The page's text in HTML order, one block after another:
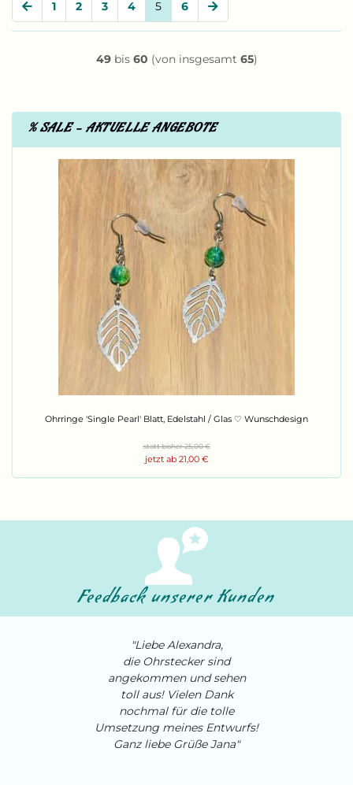
1 2 3 4 5 6
49bis 60 (von insgesamt 65)
% SALE - AKTUELLE ANGEBOTE
Ohr­rin­ge 'Sin­gle Pearl' Blatt, Edel­stahl / Glas ♡ Wunsch­de­sign
statt bisher 25,00 €
jetzt ab 21,00 €
Feedback unserer Kunden
"Liebe Alexandra,
die Ohrstecker sind
angekommen und sehen
toll aus! Vielen Dank
nochmal für die tolle
Umsetzung meines Entwurfs!
Ganz liebe Grüße Jana"